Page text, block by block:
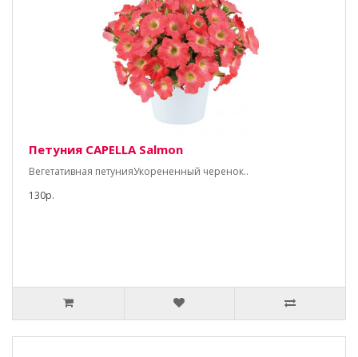
Петуния CAPELLA Salmon
Вегетативная петунияУкорененный черенок..
130р.